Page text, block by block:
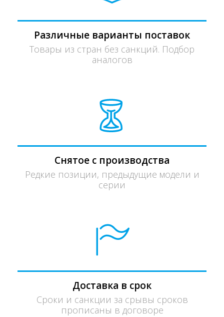
Различные варианты поставок
Товары из стран без санкций. Подбор
аналогов
Снятое с производства
Редкие позиции, предыдущие модели и
серии
Доставка в срок
Сроки и санкции за срывы сроков
прописаны в договоре